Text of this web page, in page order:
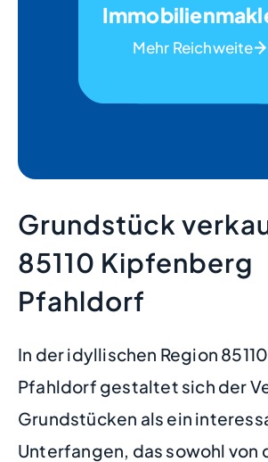
Mehr Reichweite
Grundstück
85110 Kipfenberg
Pfahldorf
In der idyllischen Region
Pfahldorf gestaltet sich der
Grundstücken als ein
Unterfangen, das sowohl von